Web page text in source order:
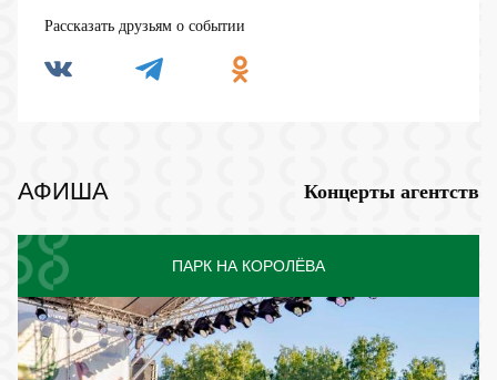
Рассказать друзьям о событии
АФИША Концерты агентств
ПАРК НА КОРОЛЁВА